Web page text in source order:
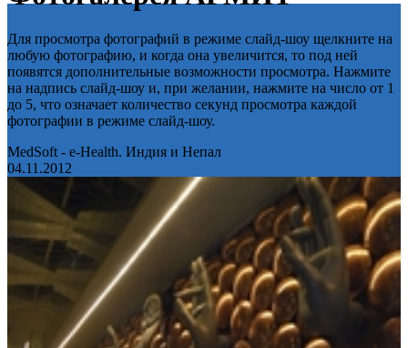
Для просмотра фотографий в режиме слайд-шоу щелкните на
любую фотографию, и когда она увеличится, то под ней
появятся дополнительные возможности просмотра. Нажмите
на надпись слайд-шоу и, при желании, нажмите на число от 1
до 5, что означает количество секунд просмотра каждой
фотографии в режиме слайд-шоу.
MedSoft - e-Health. Индия и Непал
04.11.2012